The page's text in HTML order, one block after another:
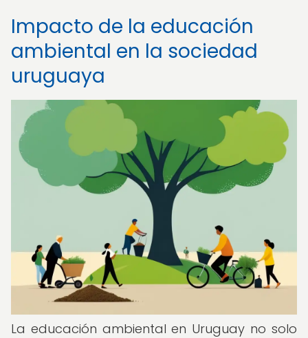
Impacto de la educación
ambiental en la sociedad
uruguaya
La educación ambiental en Uruguay no solo